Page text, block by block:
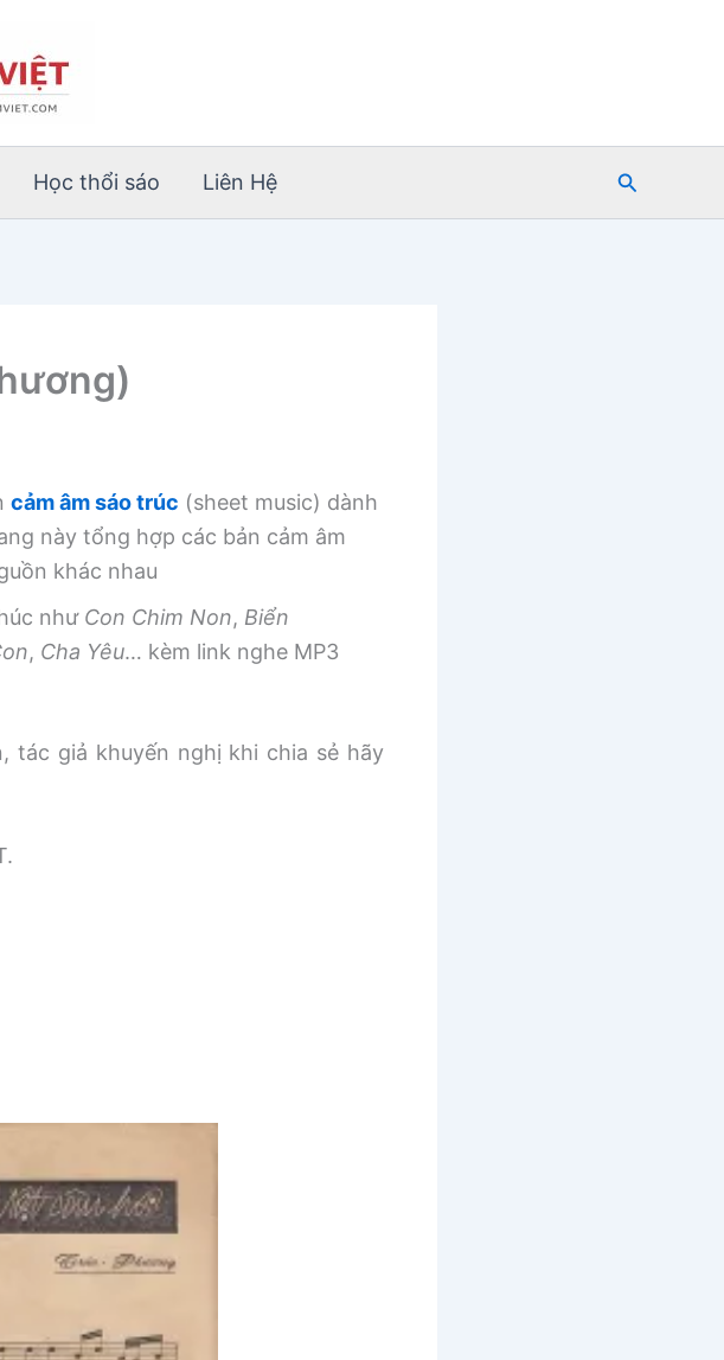
Học thổi sáo Liên Hệ
Tìm
cảm âm sáo trúc (sheet music) dành
này tổng hợp các bản cảm âm
khác nhau
như Con Chim Non, Biển
, Cha Yêu… kèm link nghe MP3
tác giả khuyến nghị khi chia sẻ hãy